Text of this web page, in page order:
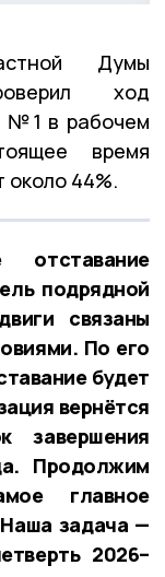
Думы
ход
№1 в рабочем
время
около 44%.
подрядной
связаны
По его
будет
вернётся
завершения
Продолжим
главное
задача —
2026–